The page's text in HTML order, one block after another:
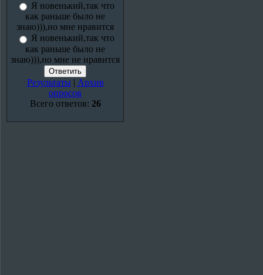
Я новенький,так что
как раньше было не
знаю))),но мне нравится
Я новенький,так что
как раньше было не
знаю))),но мне не нравится
Результаты| Архив
опросов
Всего ответов: 26